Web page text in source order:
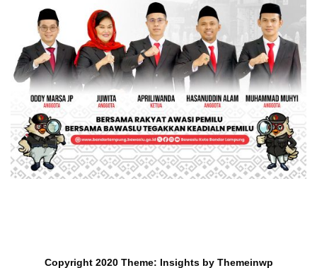
Copyright 2020 Theme: Insightsby Themeinwp